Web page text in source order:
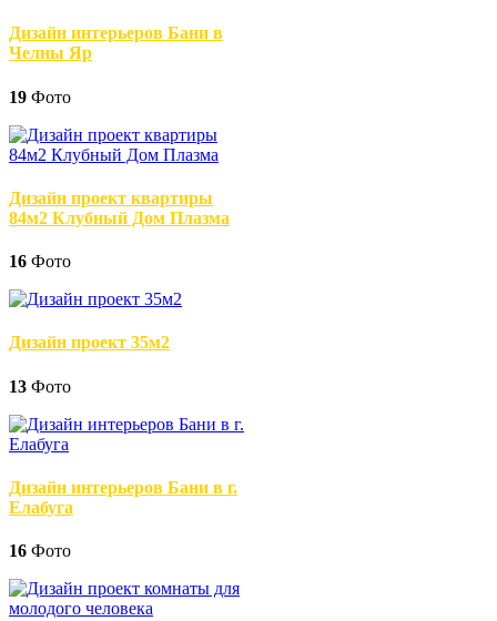
Дизайн интерьеров Бани в
Челны Яр
19 Фото
Дизайн проект квартиры
84м2 Клубный Дом Плазма
16 Фото
Дизайн проект 35м2
13 Фото
Дизайн интерьеров Бани в г.
Елабуга
16 Фото